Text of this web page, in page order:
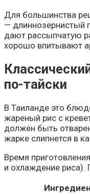
Для большинства
— длиннозернистый
дают рассыпчатую
хорошо впитывают
по-тайски
В Таиланде это
жареный рис с
должен быть
жарке слипнется в
Время
и охлаждение риса).